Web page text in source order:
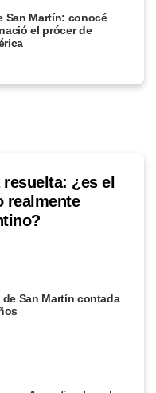
San Martín: conocé
el prócer de
resuelta: ¿es el
realmente
de San Martín contada